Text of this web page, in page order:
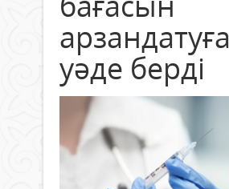
арзандатуға
уәде берді